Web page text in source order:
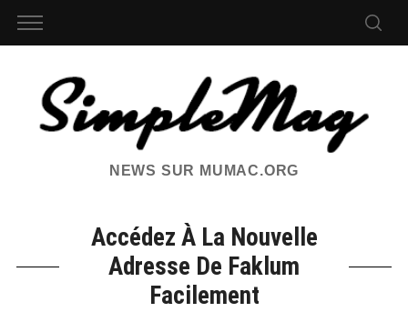
NEWS SUR MUMAC.ORG
Accédez À La Nouvelle
Adresse De Faklum
Facilement